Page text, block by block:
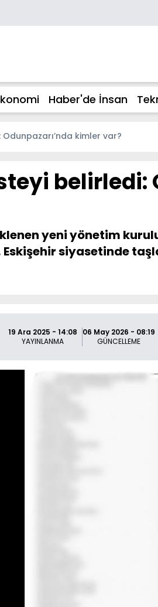
Haber'de İnsan
kimler var?
belirledi:
yeni yönetim
siyasetinde
19 Ara 2025 - 14:08
YAYINLANMA
06 May 2026 - 08:19
GÜNCELLEME